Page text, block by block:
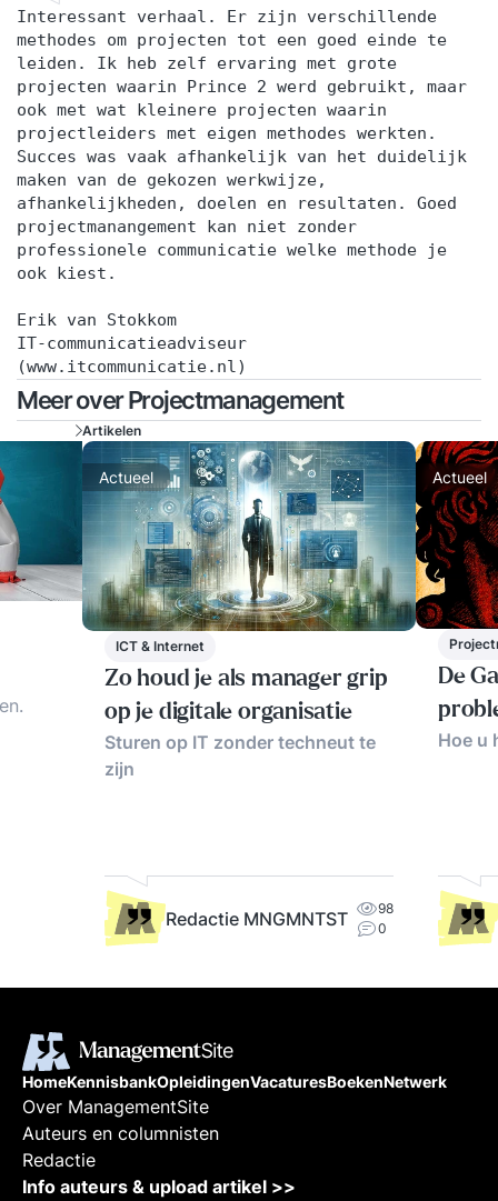
Interessant verhaal. Er zijn verschillende
methodes om projecten tot een goed einde te
leiden. Ik heb zelf ervaring met grote
projecten waarin Prince 2 werd gebruikt, maar
ook met wat kleinere projecten waarin
projectleiders met eigen methodes werkten.
Succes was vaak afhankelijk van het duidelijk
maken van de gekozen werkwijze,
afhankelijkheden, doelen en resultaten. Goed
projectmanangement kan niet zonder
professionele communicatie welke methode je
ook kiest.
Erik van Stokkom
IT-communicatieadviseur
(www.itcommunicatie.nl)
Meer over Projectmanagement
Artikelen
Actueel
ICT & Internet
Zo houd je als manager grip
op je digitale organisatie
Sturen op IT zonder techneut te
zijn
Redactie MNGMNTST
98
0
Actueel
De
Hoe u
HomeKennisbankOpleidingenVacaturesBoekenNetwerk
Over ManagementSite
Auteurs en columnisten
Redactie
Info auteurs & upload artikel >>